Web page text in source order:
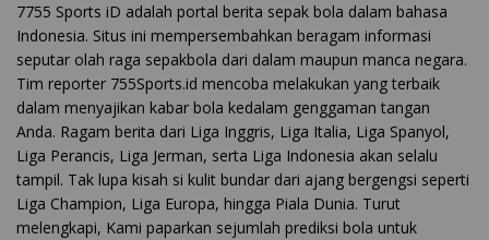
7755 Sports iD adalah portal berita sepak bola dalam bahasa
Indonesia. Situs ini mempersembahkan beragam informasi
seputar olah raga sepakbola dari dalam maupun manca negara.
Tim reporter 755Sports.id mencoba melakukan yang terbaik
dalam menyajikan kabar bola kedalam genggaman tangan
Anda. Ragam berita dari Liga Inggris, Liga Italia, Liga Spanyol,
Liga Perancis, Liga Jerman, serta Liga Indonesia akan selalu
tampil. Tak lupa kisah si kulit bundar dari ajang bergengsi seperti
Liga Champion, Liga Europa, hingga Piala Dunia. Turut
melengkapi, Kami paparkan sejumlah prediksi bola untuk